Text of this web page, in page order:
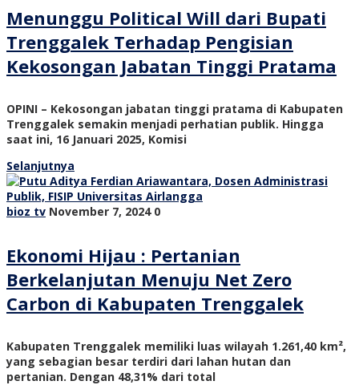
Menunggu Political Will dari Bupati
Trenggalek Terhadap Pengisian
Kekosongan Jabatan Tinggi Pratama
OPINI – Kekosongan jabatan tinggi pratama di Kabupaten
Trenggalek semakin menjadi perhatian publik. Hingga
saat ini, 16 Januari 2025, Komisi
Selanjutnya
bioz tv November 7, 2024 0
Ekonomi Hijau : Pertanian
Berkelanjutan Menuju Net Zero
Carbon di Kabupaten Trenggalek
Kabupaten Trenggalek memiliki luas wilayah 1.261,40 km²,
yang sebagian besar terdiri dari lahan hutan dan
pertanian. Dengan 48,31% dari total